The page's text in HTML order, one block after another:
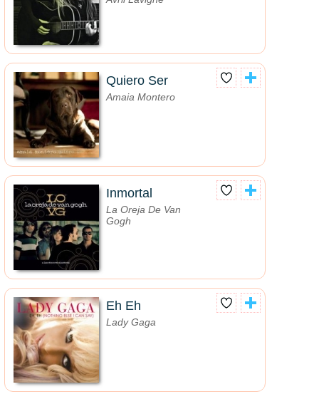
Quiero Ser
Amaia Montero
Inmortal
La Oreja De Van
Gogh
Eh Eh
Lady Gaga